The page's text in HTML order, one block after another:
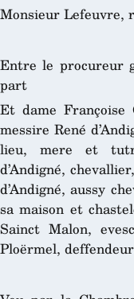
Monsieur Lefeuvre,
Entre le procureur
part
Et dame
messire René
lieu, mere et
d’Andigné,
d’Andigné, aussy
sa maison et
Sainct Malon,
Ploërmel,